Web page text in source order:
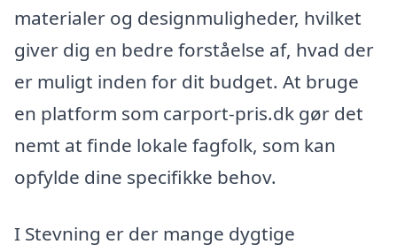
materialer og designmuligheder, hvilket
giver dig en bedre forståelse af, hvad der
er muligt inden for dit budget. At bruge
en platform som carport-pris.dk gør det
nemt at finde lokale fagfolk, som kan
opfylde dine specifikke behov.
I Stevning er der mange dygtige